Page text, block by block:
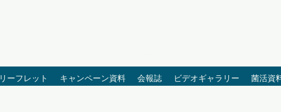
リーフレット キャンペーン資料 会報誌 ビデオギャラリー 菌活資